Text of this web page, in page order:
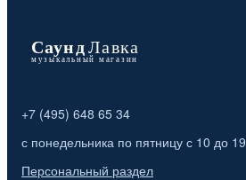
+7 (495) 648 65 34
с понедельника по пятницу с 10 до 19
Персональный раздел